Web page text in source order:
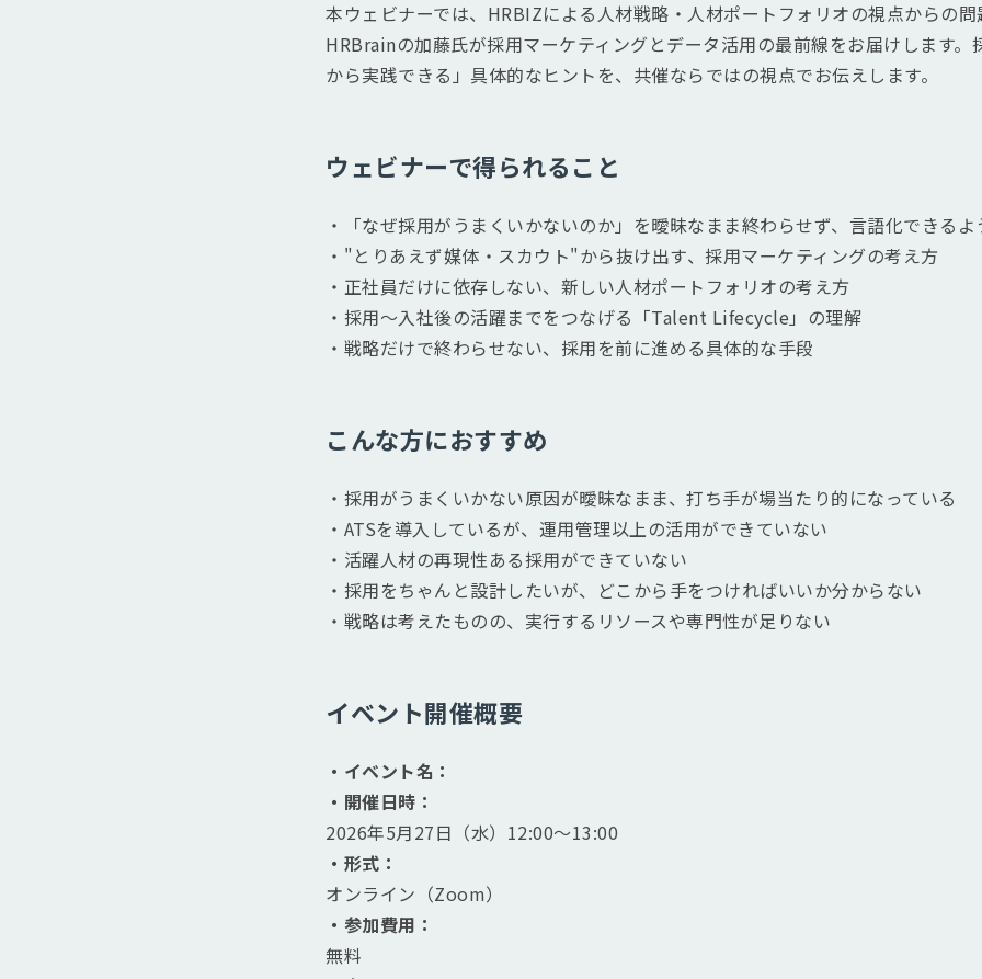
本ウェビナーでは、HRBIZによる人材戦略・人材ポートフォリオの視点からの
HRBrainの加藤氏が採用マーケティングとデータ活用の最前線をお届けします。
から実践できる」具体的なヒントを、共催ならではの視点でお伝えします。
ウェビナーで得られること
・「なぜ採用がうまくいかないのか」を曖昧なまま終わらせず、言語化できる
・"とりあえず媒体・スカウト"から抜け出す、採用マーケティングの考え方
・正社員だけに依存しない、新しい人材ポートフォリオの考え方
・採用〜入社後の活躍までをつなげる「Talent Lifecycle」の理解
・戦略だけで終わらせない、採用を前に進める具体的な手段
こんな方におすすめ
・採用がうまくいかない原因が曖昧なまま、打ち手が場当たり的になっている
・ATSを導入しているが、運用管理以上の活用ができていない
・活躍人材の再現性ある採用ができていない
・採用をちゃんと設計したいが、どこから手をつければいいか分からない
・戦略は考えたものの、実行するリソースや専門性が足りない
イベント開催概要
・イベント名：
・開催日時：
2026年5月27日（水）12:00〜13:00
・形式：
オンライン（Zoom）
・参加費用：
無料